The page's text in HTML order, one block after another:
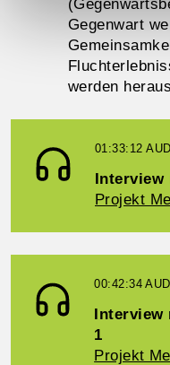
Gegenwart
werden
01:33:12
Interview
Projekt
00:42:34
Interview
1
Projekt